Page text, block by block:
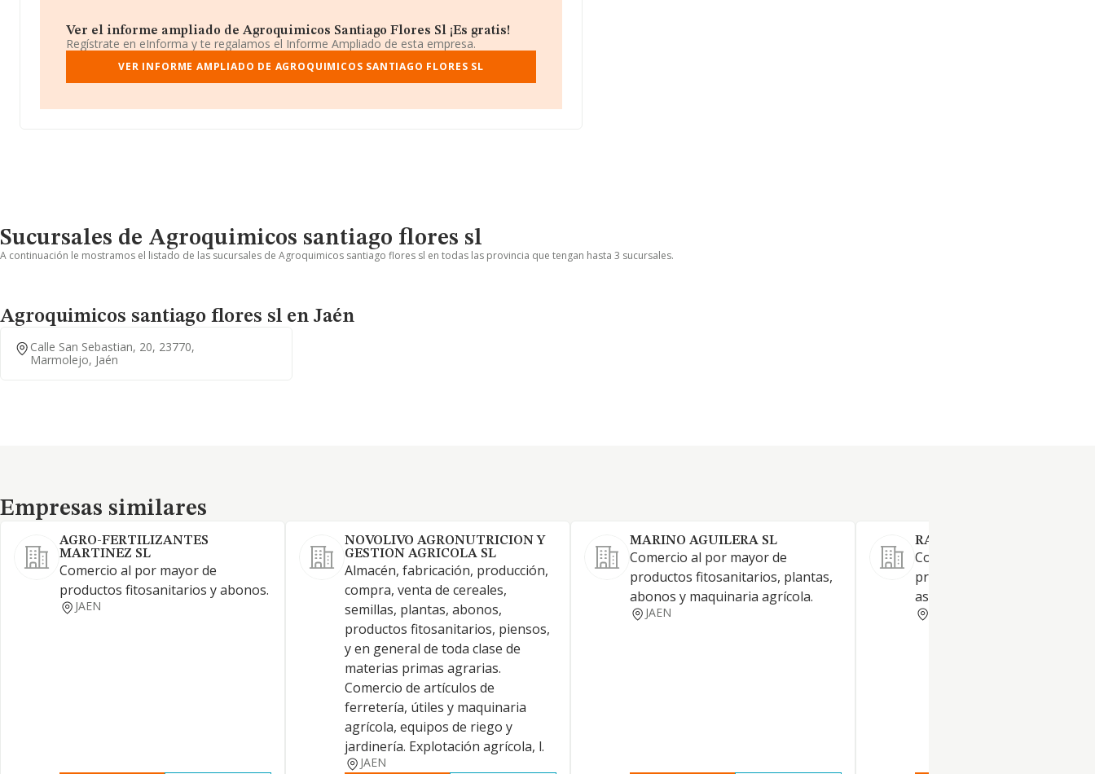
Ver el informe ampliado de Agroquimicos Santiago Flores Sl ¡Es gratis!
Regístrate en eInforma y te regalamos el Informe Ampliado de esta empresa.
VER INFORME AMPLIADO DE AGROQUIMICOS SANTIAGO FLORES SL
Sucursales de Agroquimicos santiago flores sl
A continuación le mostramos el listado de las sucursales de Agroquimicos santiago flores sl en todas las provincia que tengan hasta 3 sucursales.
Agroquimicos santiago flores sl en Jaén
Calle San Sebastian, 20, 23770,
Marmolejo, Jaén
Empresas similares
Empresas similares
AGRO-FERTILIZANTES
MARTINEZ SL
Comercio al por mayor de
productos fitosanitarios y abonos.
JAEN
NOVOLIVO AGRONUTRICION Y
GESTION AGRICOLA SL
Almacén, fabricación, producción,
compra, venta de cereales,
semillas, plantas, abonos,
productos fitosanitarios, piensos,
y en general de toda clase de
materias primas agrarias.
Comercio de artículos de
ferretería, útiles y maquinaria
agrícola, equipos de riego y
jardinería. Explotación agrícola, l.
JAEN
MARINO AGUILERA SL
Comercio al por mayor de
productos fitosanitarios, plantas,
abonos y maquinaria agrícola.
JAEN
RAYSA ANDUJAR SA
Comercio al por mayor de
productos fitosanitarios y
asesoramiento técnico